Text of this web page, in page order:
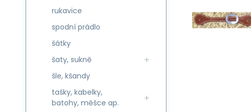
rukavice
spodní prádlo
šátky
šaty, sukně
šle, kšandy
tašky, kabelky,
batohy, měšce ap.